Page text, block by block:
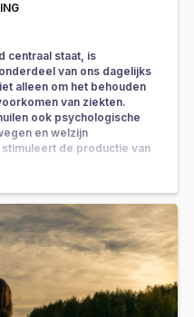
centraal staat, is
van ons dagelijks
alleen om het behouden
van ziekten.
ook psychologische
en welzijn
de productie van